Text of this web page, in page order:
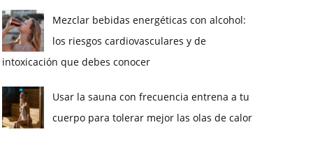
Mezclar bebidas energéticas con alcohol:
los riesgos cardiovasculares y de
intoxicación que debes conocer
Usar la sauna con frecuencia entrena a tu
cuerpo para tolerar mejor las olas de calor